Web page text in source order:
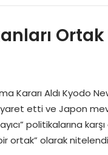
Kararı Aldı Kyodo
etti ve Japon
politikalarına
ortak” olarak